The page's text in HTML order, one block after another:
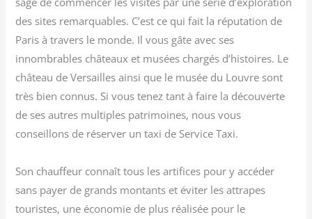
des sites remarquables. C’est ce qui fait la réputation de
Paris à travers le monde. Il vous gâte avec ses
innombrables châteaux et musées chargés d’histoires. Le
château de Versailles ainsi que le musée du Louvre sont
très bien connus. Si vous tenez tant à faire la découverte
de ses autres multiples patrimoines, nous vous
conseillons de réserver un taxi de Service Taxi.
Son chauffeur connaît tous les artifices pour y accéder
sans payer de grands montants et éviter les attrapes
touristes, une économie de plus réalisée pour le